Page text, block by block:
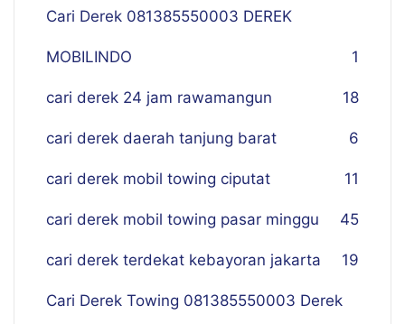
Cari Derek 081385550003 DEREK
MOBILINDO 1
cari derek 24 jam rawamangun 18
cari derek daerah tanjung barat 6
cari derek mobil towing ciputat 11
cari derek mobil towing pasar minggu 45
cari derek terdekat kebayoran jakarta 19
Cari Derek Towing 081385550003 Derek